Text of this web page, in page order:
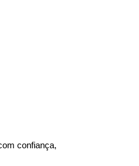
confiança,